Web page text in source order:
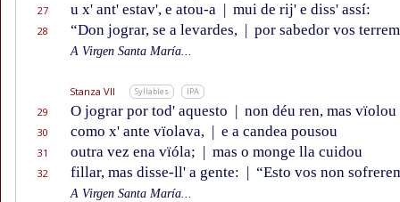
27 u x' ant' estav', e atou-a | mui de rij' e diss' assí:
28 “Don jograr, se a levardes, | por sabedor vos
A Virgen Santa María...
Stanza VII Syllables IPA
29 O jograr por tod' aquesto | non déu ren, mas vïolou
30 como x' ante vïolava, | e a candea pousou
31 outra vez ena vïóla; | mas o monge lla cuidou
32 fillar, mas disse-ll' a gente: | “Esto vos non
A Virgen Santa María...